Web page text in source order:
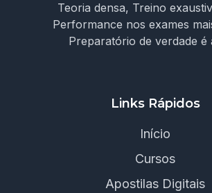
Teoria densa, Treino
Performance nos exames
Preparatório de verdade é
Links Rápidos
Início
Cursos
Apostilas Digitais